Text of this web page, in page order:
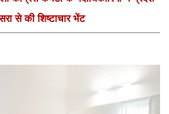
से की शिष्टाचार भेंट